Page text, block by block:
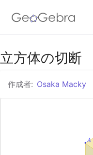
Googleクラスルーム
GeoGebra Classroom
立方体の切断
作成者: Osaka Macky